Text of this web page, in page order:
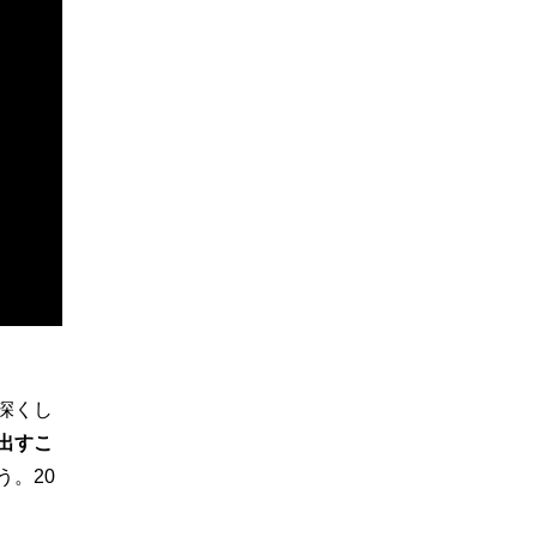
くし
すこ
。20